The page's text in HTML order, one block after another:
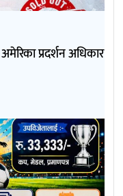
अमेरिका प्रदर्शन अधिकार